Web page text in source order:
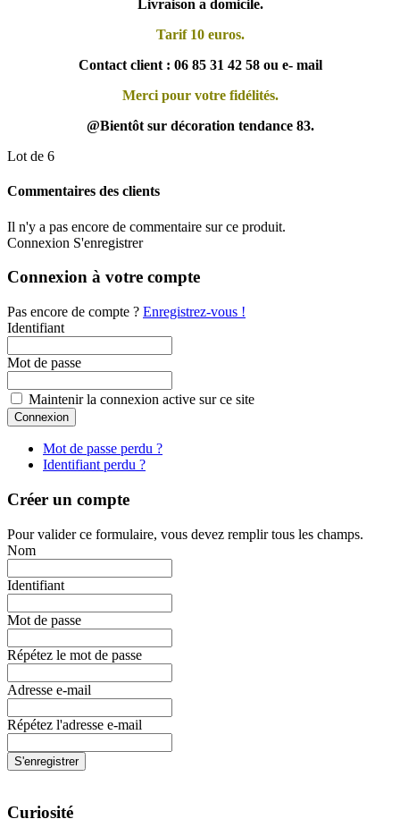
Livraison a domicile.
Tarif 10 euros.
Contact client : 06 85 31 42 58 ou e- mail
Merci pour votre fidélités.
@Bientôt sur décoration tendance 83.
Lot de 6
Commentaires des clients
Il n'y a pas encore de commentaire sur ce produit.
Connexion S'enregistrer
Connexion à votre compte
Pas encore de compte ? Enregistrez-vous !
Identifiant
Mot de passe
Maintenir la connexion active sur ce site
Mot de passe perdu ?
Identifiant perdu ?
Créer un compte
Pour valider ce formulaire, vous devez remplir tous les champs.
Nom
Identifiant
Mot de passe
Répétez le mot de passe
Adresse e-mail
Répétez l'adresse e-mail
S'enregistrer
Curiosité